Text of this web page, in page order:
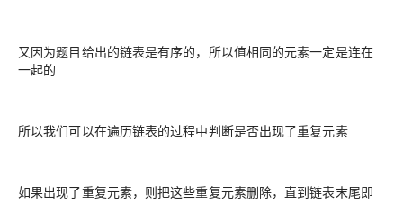
又因为题目给出的链表是有序的，所以值相同的元素一定是连在
一起的
所以我们可以在遍历链表的过程中判断是否出现了重复元素
如果出现了重复元素，则把这些重复元素删除，直到链表末尾即